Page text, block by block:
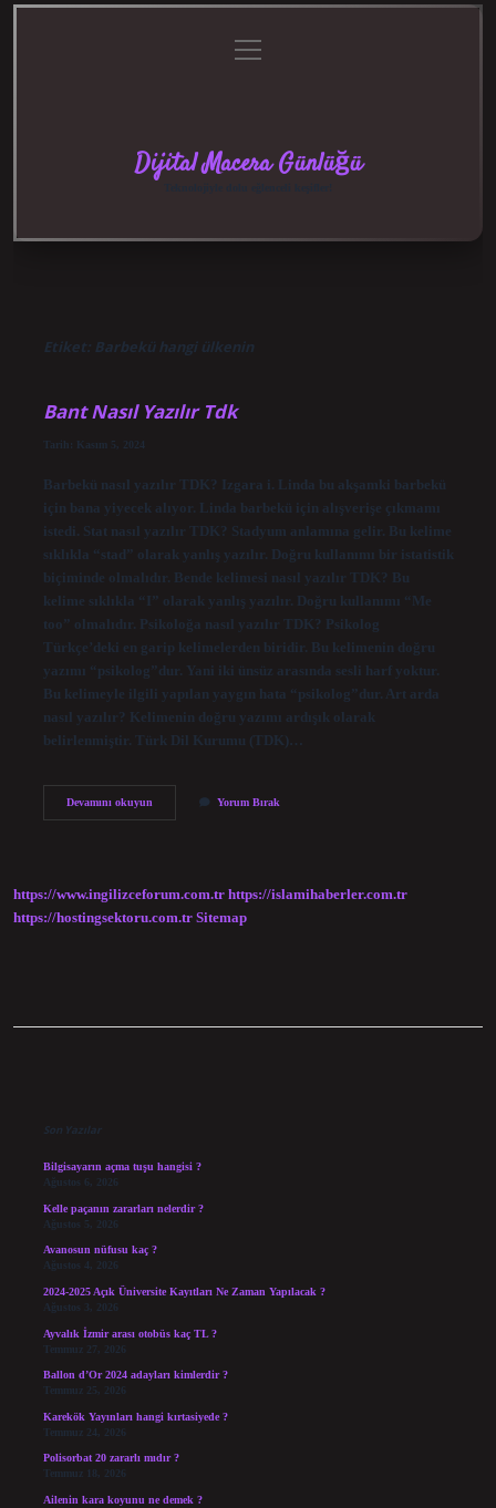
menüyü
aç
Dijital Macera Günlüğü
Etiket: Barbekü hangi ülkenin
Bant Nasıl Yazılır Tdk
Tarih: Kasım 5, 2024
Barbekü nasıl yazılır TDK? Izgara i. Linda bu akşamki barbekü
için bana yiyecek alıyor. Linda barbekü için alışverişe çıkmamı
istedi. Stat nasıl yazılır TDK? Stadyum anlamına gelir. Bu kelime
sıklıkla “stad” olarak yanlış yazılır. Doğru kullanımı bir istatistik
biçiminde olmalıdır. Bende kelimesi nasıl yazılır TDK? Bu
kelime sıklıkla “I” olarak yanlış yazılır. Doğru kullanımı “Me
too” olmalıdır. Psikoloğa nasıl yazılır TDK? Psikolog
Türkçe’deki en garip kelimelerden biridir. Bu kelimenin doğru
yazımı “psikolog”dur. Yani iki ünsüz arasında sesli harf yoktur.
Bu kelimeyle ilgili yapılan yaygın hata “psikolog”dur. Art arda
nasıl yazılır? Kelimenin doğru yazımı ardışık olarak
belirlenmiştir. Türk Dil Kurumu (TDK)…
Devamını okuyunBant
Yorum Bırak
https://www.ingilizceforum.com.tr https://islamihaberler.com.tr
https://hostingsektoru.com.tr Sitemap
Son Yazılar
Bilgisayarın açma tuşu hangisi ?
Ağustos 6, 2026
Kelle paçanın zararları nelerdir ?
Ağustos 5, 2026
Avanosun nüfusu kaç ?
Ağustos 4, 2026
2024-2025 Açık Üniversite Kayıtları Ne Zaman Yapılacak ?
Ağustos 3, 2026
Ayvalık İzmir arası otobüs kaç TL ?
Temmuz 27, 2026
Ballon d’Or 2024 adayları kimlerdir ?
Temmuz 25, 2026
Karekök Yayınları hangi kırtasiyede ?
Temmuz 24, 2026
Polisorbat 20 zararlı mıdır ?
Temmuz 18, 2026
Ailenin kara koyunu ne demek ?